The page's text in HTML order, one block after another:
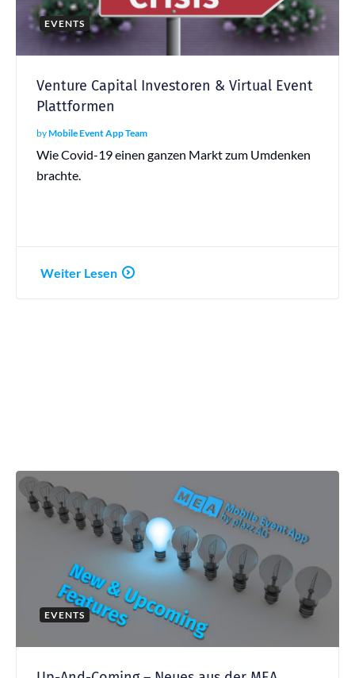
EVENTS
Venture Capital Investoren & Virtual Event
Plattformen
byMobile Event App Team
Wie Covid-19 einen ganzen Markt zum Umdenken
brachte.
Weiter Lesen
EVENTS